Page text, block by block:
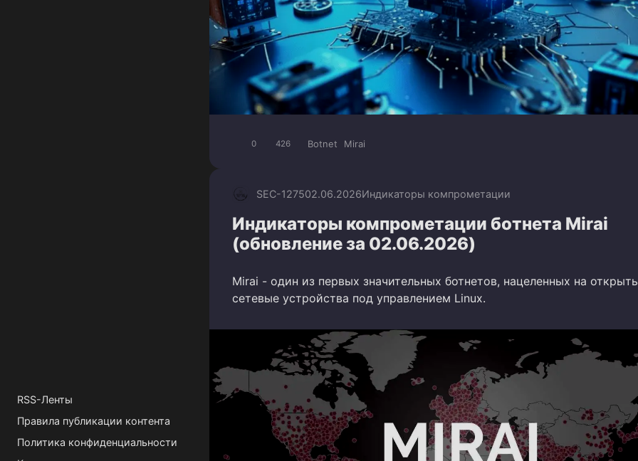
0 426 Botnet Mirai
SEC-127502.06.2026Индикаторы компрометации
Индикаторы компрометации ботнета Mirai
(обновление за 02.06.2026)
Mirai - один из первых значительных ботнетов, нацеленных на
сетевые устройства под управлением Linux.
RSS-Ленты
Правила публикации контента
Политика конфиденциальности